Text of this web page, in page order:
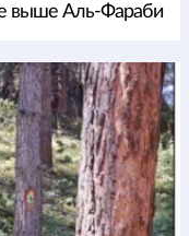
выше Аль-Фараби